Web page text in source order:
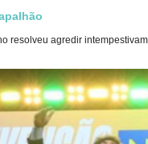
resolveu agredir